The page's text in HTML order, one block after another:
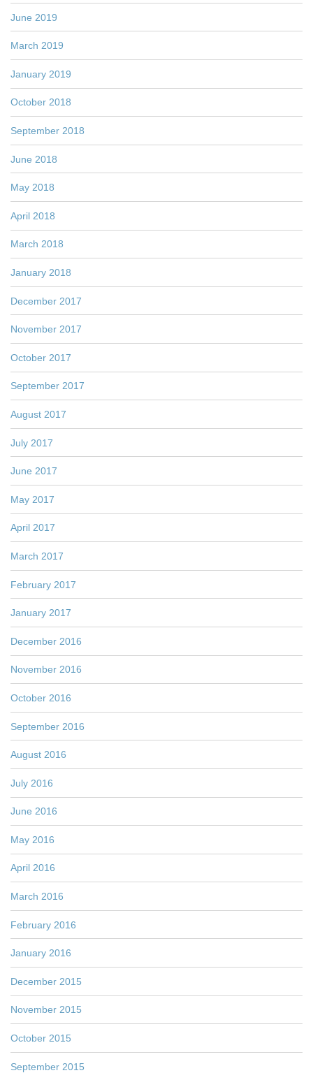
June 2019
March 2019
January 2019
October 2018
September 2018
June 2018
May 2018
April 2018
March 2018
January 2018
December 2017
November 2017
October 2017
September 2017
August 2017
July 2017
June 2017
May 2017
April 2017
March 2017
February 2017
January 2017
December 2016
November 2016
October 2016
September 2016
August 2016
July 2016
June 2016
May 2016
April 2016
March 2016
February 2016
January 2016
December 2015
November 2015
October 2015
September 2015